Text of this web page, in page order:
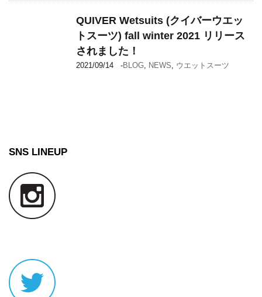
QUIVER Wetsuits (クイバーウエッ
トスーツ) fall winter 2021 リリース
されました！
2021/09/14 -BLOG NEWS ウエットスーツ
SNS LINEUP